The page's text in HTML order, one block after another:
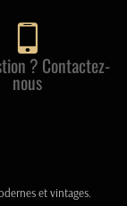
? Contactez-
nous
et vintages.